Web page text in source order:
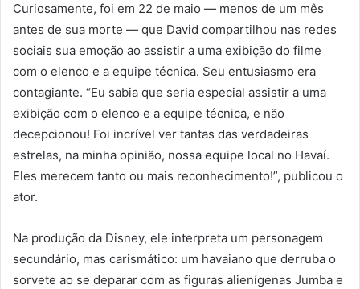
Curiosamente, foi em 22 de maio — menos de um mês
antes de sua morte — que David compartilhou nas redes
sociais sua emoção ao assistir a uma exibição do filme
com o elenco e a equipe técnica. Seu entusiasmo era
contagiante. “Eu sabia que seria especial assistir a uma
exibição com o elenco e a equipe técnica, e não
decepcionou! Foi incrível ver tantas das verdadeiras
estrelas, na minha opinião, nossa equipe local no Havaí.
Eles merecem tanto ou mais reconhecimento!”, publicou o
ator.
Na produção da Disney, ele interpreta um personagem
secundário, mas carismático: um havaiano que derruba o
sorvete ao se deparar com as figuras alienígenas Jumba e